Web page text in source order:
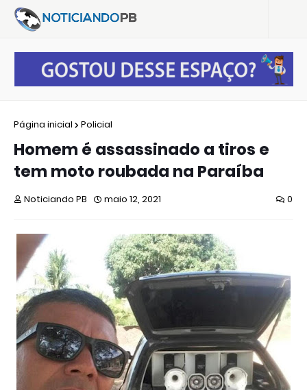
Página inicial Policial
Homem é assassinado a tiros e
tem moto roubada na Paraíba
Noticiando PB maio 12, 2021 0